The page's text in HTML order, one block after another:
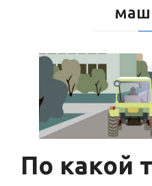
По какой